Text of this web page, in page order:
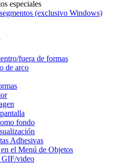
especiales
(exclusivo Windows)
fuera de formas
de arco
fondo
Adhesivas
el Menú de Objetos
GIF/video